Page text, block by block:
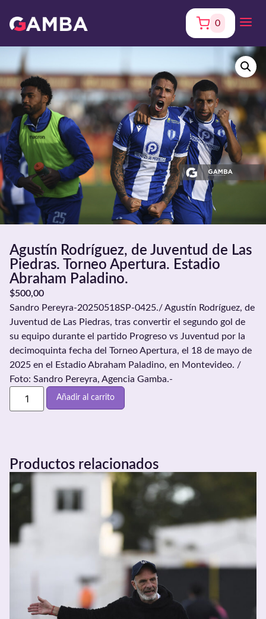
0
Agustín Rodríguez, de Juventud de Las
Piedras. Torneo Apertura. Estadio
Abraham Paladino.
$500,00
Sandro Pereyra-20250518SP-0425./ Agustín Rodríguez, de
Juventud de Las Piedras, tras convertir el segundo gol de
su equipo durante el partido Progreso vs Juventud por la
decimoquinta fecha del Torneo Apertura, el 18 de mayo de
2025 en el Estadio Abraham Paladino, en Montevideo. /
Foto: Sandro Pereyra, Agencia Gamba.-
Añadir al carrito
Productos relacionados